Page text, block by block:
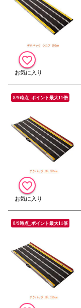
8/9時点_ポイント最大11倍
8/9時点_ポイント最大11倍